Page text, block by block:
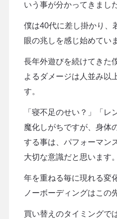
いう事が分かってきました
僕は40代に差し掛かり、
眼の兆しを感じ始めてい
長年外遊びを続けてきた
よるダメージは人並み以
す。
「寝不足のせい？」「レ
魔化しがちですが、身体
する事は、パフォーマン
大切な意識だと思います。
年を重ねる毎に現れる変
ノーボーディングはこの
買い替えのタイミングで